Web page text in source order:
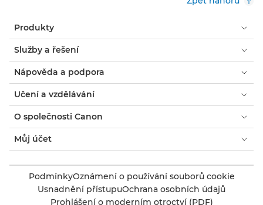
Produkty
Služby a řešení
Nápověda a podpora
Učení a vzdělávání
O společnosti Canon
Můj účet
PodmínkyOznámení o používání souborů cookie
Usnadnění přístupuOchrana osobních údajů
Prohlášení o moderním otroctví (PDF)